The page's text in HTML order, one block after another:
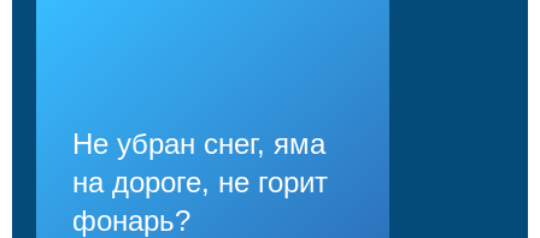
Не убран снег, яма
на дороге, не горит
фонарь?